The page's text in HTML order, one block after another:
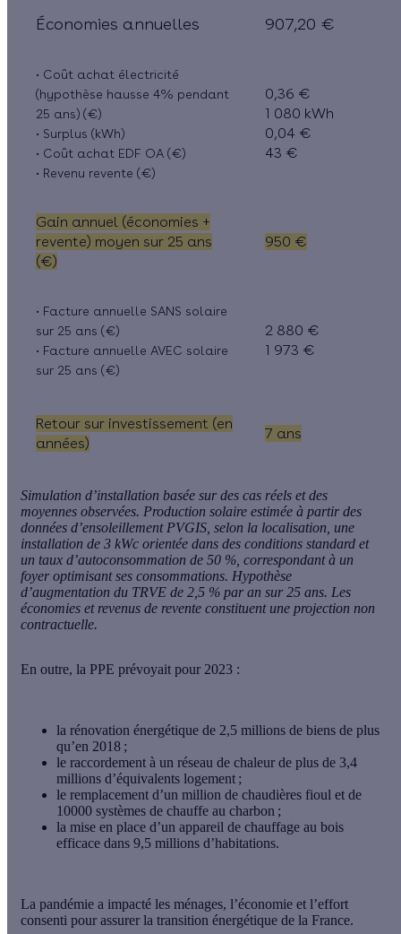
Économies annuelles 907,20 €
• Coût achat électricité
(hypothèse hausse 4% pendant
25 ans) (€)
• Surplus (kWh)
• Coût achat EDF OA (€)
• Revenu revente (€)
0,36 €
1 080 kWh
0,04 €
43 €
Gain annuel (économies +
revente) moyen sur 25 ans
(€)
950 €
• Facture annuelle SANS solaire
sur 25 ans (€)
• Facture annuelle AVEC solaire
sur 25 ans (€)
2 880 €
1 973 €
Retour sur investissement (en
années)
7 ans
Simulation d’installation basée sur des cas réels et des
moyennes observées. Production solaire estimée à partir des
données d’ensoleillement PVGIS, selon la localisation, une
installation de 3 kWc orientée dans des conditions standard et
un taux d’autoconsommation de 50 %, correspondant à un
foyer optimisant ses consommations. Hypothèse
d’augmentation du TRVE de 2,5 % par an sur 25 ans. Les
économies et revenus de revente constituent une projection non
contractuelle.
En outre, la PPE prévoyait pour 2023 :
la rénovation énergétique de 2,5 millions de biens de plus
qu’en 2018 ;
le raccordement à un réseau de chaleur de plus de 3,4
millions d’équivalents logement ;
le remplacement d’un million de chaudières fioul et de
10000 systèmes de chauffe au charbon ;
la mise en place d’un appareil de chauffage au bois
efficace dans 9,5 millions d’habitations.
La pandémie a impacté les ménages, l’économie et l’effort
consenti pour assurer la transition énergétique de la France.